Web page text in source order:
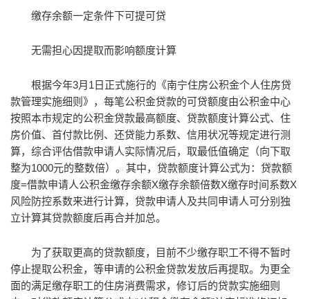
缴存余额一定条件下可提可贷
无需担心因提取而影响额度计算
根据今年3月1日正式施行的《南宁住房公积金个人住房贷
款管理实施细则》，每笔公积金贷款的可贷额度由公积金中心
按照本市规定的公积金贷款最高额度、贷款额度计算公式、住
房价值、首付款比例、还贷能力系数、信用状况等规定进行测
算，综合评估借款申请人实际情况后，取最低值确定（向下取
整为1000元的整数倍）。其中，贷款额度计算公式为：贷款额
度=借款申请人公积金缴存余额X缴存余额倍数X缴存时间系数X
风险防控系数来进行计算，贷款申请人及共同申请人可分别独
立计算其贷款额度后再合并加总。
为了获取更高的贷款额度，目前不少缴存职工不得不暂时
停止提取公积金，等申请的公积金贷款发放后再提取。为更全
面的满足缴存职工的住房消费需求，修订后的贷款实施细则